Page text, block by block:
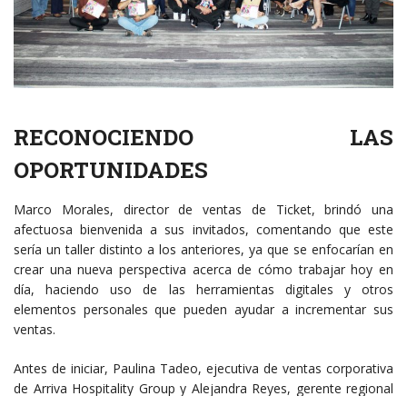
RECONOCIENDO LAS
OPORTUNIDADES
Marco Morales, director de ventas de Ticket, brindó una
afectuosa bienvenida a sus invitados, comentando que este
sería un taller distinto a los anteriores, ya que se enfocarían en
crear una nueva perspectiva acerca de cómo trabajar hoy en
día, haciendo uso de las herramientas digitales y otros
elementos personales que pueden ayudar a incrementar sus
ventas.
Antes de iniciar, Paulina Tadeo, ejecutiva de ventas corporativa
de Arriva Hospitality Group y Alejandra Reyes, gerente regional